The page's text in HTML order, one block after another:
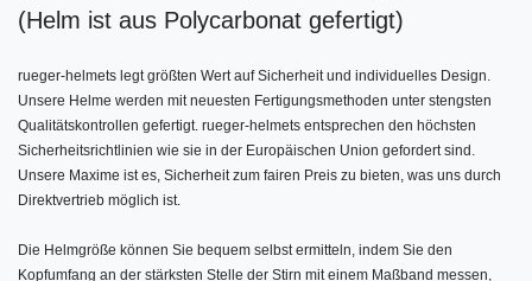
(Helm ist aus Polycarbonat gefertigt)
rueger-helmets legt größten Wert auf Sicherheit und individuelles Design.
Unsere Helme werden mit neuesten Fertigungsmethoden unter stengsten
Qualitätskontrollen gefertigt. rueger-helmets entsprechen den höchsten
Sicherheitsrichtlinien wie sie in der Europäischen Union gefordert sind.
Unsere Maxime ist es, Sicherheit zum fairen Preis zu bieten, was uns durch
Direktvertrieb möglich ist.
Die Helmgröße können Sie bequem selbst ermitteln, indem Sie den
Kopfumfang an der stärksten Stelle der Stirn mit einem Maßband messen,